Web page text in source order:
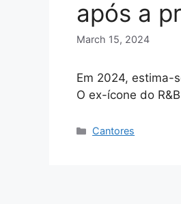
após a
March 15, 2024
Em 2024, estima-
O ex-ícone do
Categories
Cantores